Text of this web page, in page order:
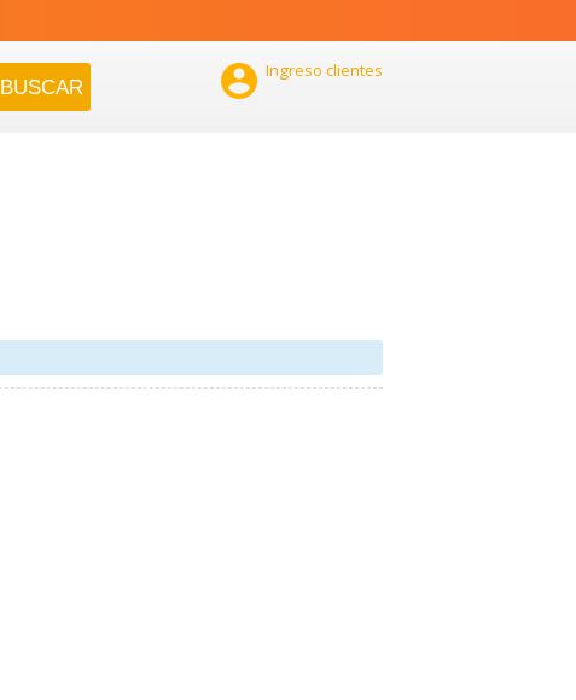
 Ingreso clientes